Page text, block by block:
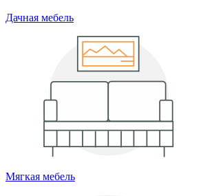
Дачная мебель
Мягкая мебель